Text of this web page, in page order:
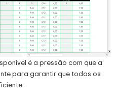
é a pressão com que a
para garantir que todos os